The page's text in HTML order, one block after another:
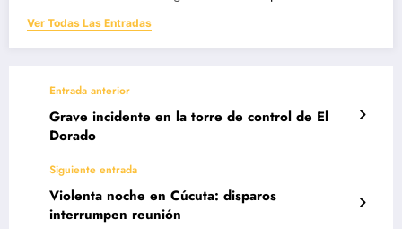
Ver Todas Las Entradas
Entrada anterior
Grave incidente en la torre de control de El
Dorado
Siguiente entrada
Violenta noche en Cúcuta: disparos
interrumpen reunión